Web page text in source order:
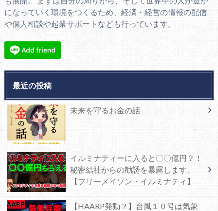
になっていく環境をつくるため、経済・経営の情報の配信
や個人相談や起業サポートなども行っています。
最近の投稿
未来を守るお金の話
イルミナティーに入ると〇〇億円？！
秘密結社からの勧誘を暴露します。
【フリーメイソン・イルミナティ】
【HAARP発動？】台風１０号は気象